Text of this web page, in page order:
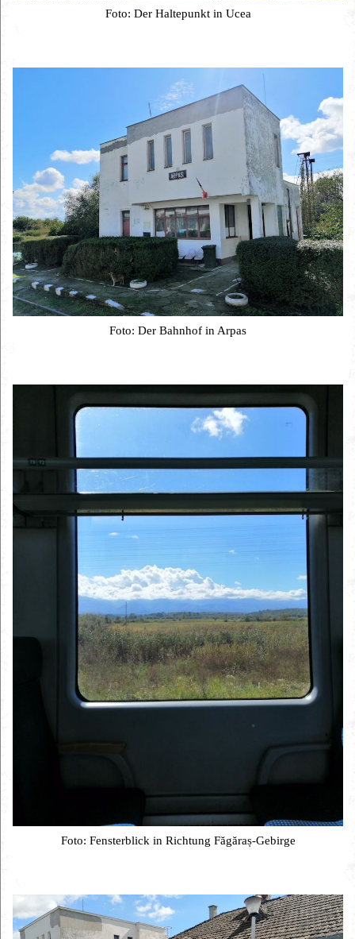
Foto: Der Haltepunkt in Ucea
Foto: Der Bahnhof in Arpas
Foto: Fensterblick in Richtung Făgăraș-Gebirge